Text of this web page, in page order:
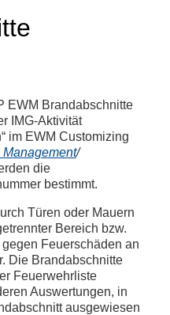
EWM Brandabschnitte
IMG-Aktivität
im EWM Customizing
/
die
bestimmt.
Türen oder Mauern
Bereich bzw.
Feuerschäden an
Die Brandabschnitte
Feuerwehrliste
Auswertungen, in
ausgewiesen